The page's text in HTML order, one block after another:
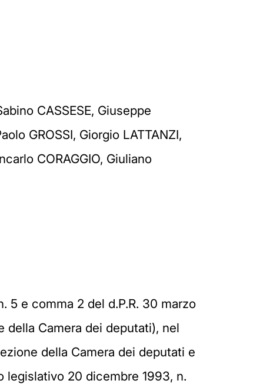
CASSESE, Giuseppe
GROSSI, Giorgio LATTANZI,
CORAGGIO, Giuliano
5 e comma 2 del d.P.R. 30 marzo
della Camera dei deputati), nel
della Camera dei deputati e
legislativo 20 dicembre 1993, n.